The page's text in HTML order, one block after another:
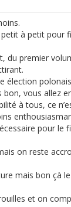
petit à petit pour
du premier
élection
vous allez
à tous, ce
pour le
on reste
mais bon çà
et on